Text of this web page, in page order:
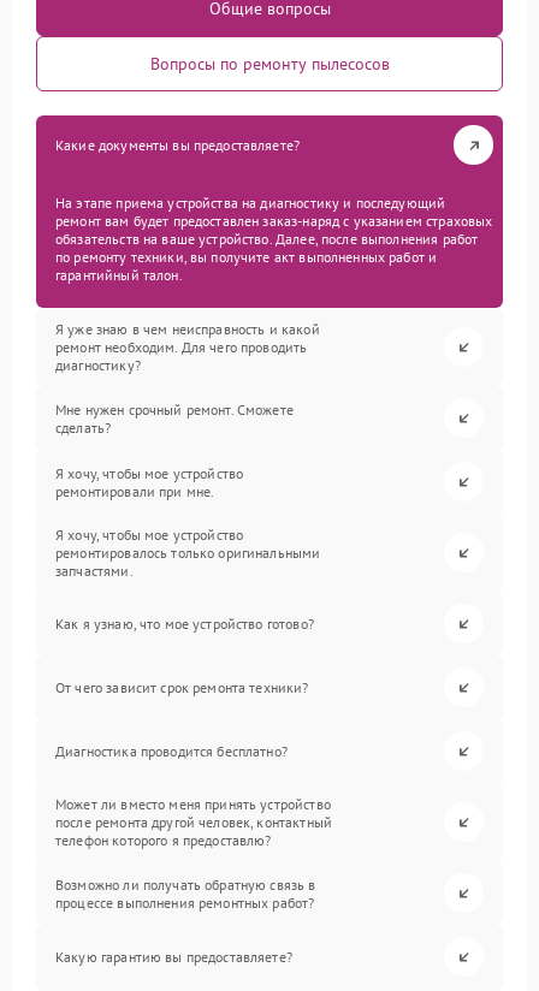
Общие вопросы
Вопросы по ремонту пылесосов
Какие документы вы предоставляете?
На этапе приема устройства на диагностику и последующий
ремонт вам будет предоставлен заказ-наряд с указанием страховых
обязательств на ваше устройство. Далее, после выполнения работ
по ремонту техники, вы получите акт выполненных работ и
гарантийный талон.
Я уже знаю в чем неисправность и какой
ремонт необходим. Для чего проводить
диагностику?
Мне нужен срочный ремонт. Сможете
сделать?
Я хочу, чтобы мое устройство
ремонтировали при мне.
Я хочу, чтобы мое устройство
ремонтировалось только оригинальными
запчастями.
Как я узнаю, что мое устройство готово?
От чего зависит срок ремонта техники?
Диагностика проводится бесплатно?
Может ли вместо меня принять устройство
после ремонта другой человек, контактный
телефон которого я предоставлю?
Возможно ли получать обратную связь в
процессе выполнения ремонтных работ?
Какую гарантию вы предоставляете?